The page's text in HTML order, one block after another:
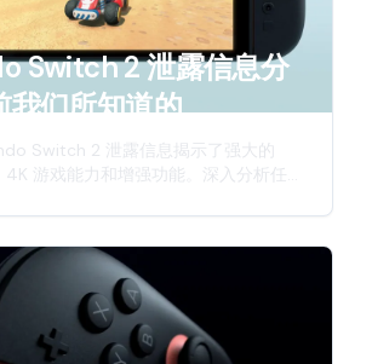
Switch 2 泄露信息分
我们所知道的
Switch 2 泄露信息揭示了强大的
4K 游戏能力和增强功能。深入分析任